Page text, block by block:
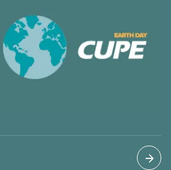
Il comprend les
industrielles et
créent des sites dangereux
proximité de communautés
racisées.